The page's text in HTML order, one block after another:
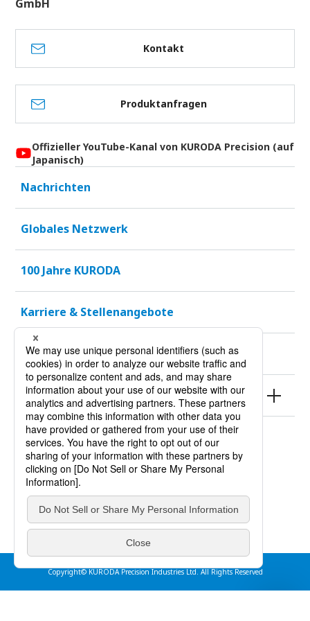
GmbH
Kontakt
Produktanfragen
Offizieller YouTube-Kanal von KURODA Precision (auf
Japanisch)
Nachrichten
Globales Netzwerk
100 Jahre KURODA
Karriere & Stellenangebote
Nachhaltigkeit
Produkte
Nutzungsbedingungen
Datenschutzrichtlinien
impressum
Copyright© KURODA Precision Industries Ltd. All Rights Reserved